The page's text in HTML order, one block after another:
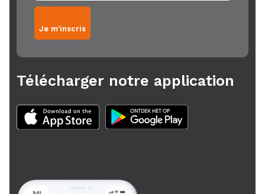
Je m'inscris
Télécharger notre application